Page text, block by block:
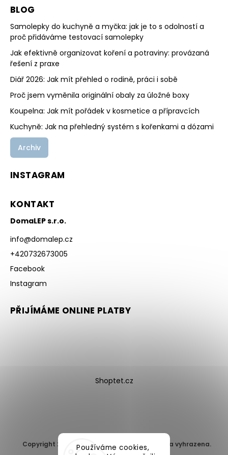
Používáme cookies,
BLOG
Samolepky do kuchyně a myčka: jak je to s odolností a
proč přidáváme testovací samolepky
Jak efektivně organizovat koření a potraviny: provázaná
řešení z praxe
Diář 2026: Jak mít přehled o rodině, práci i sobě
Proč jsem vyměnila originální obaly za úložné boxy
Koupelna: Jak mít pořádek v kosmetice a přípravcích
Kuchyně: Jak na přehledný systém s kořenkami a dózami
Archiv
INSTAGRAM
KONTAKT
DomaLEP s.r.o.
info@domalep.cz
+420732673005
Facebook
Instagram
PŘIJÍMÁME ONLINE PLATBY
Shoptet.cz
Copyright 2026 DomaLEP s.r.o. . Všechna práva vyhrazena.
Upravit nastavení cookies